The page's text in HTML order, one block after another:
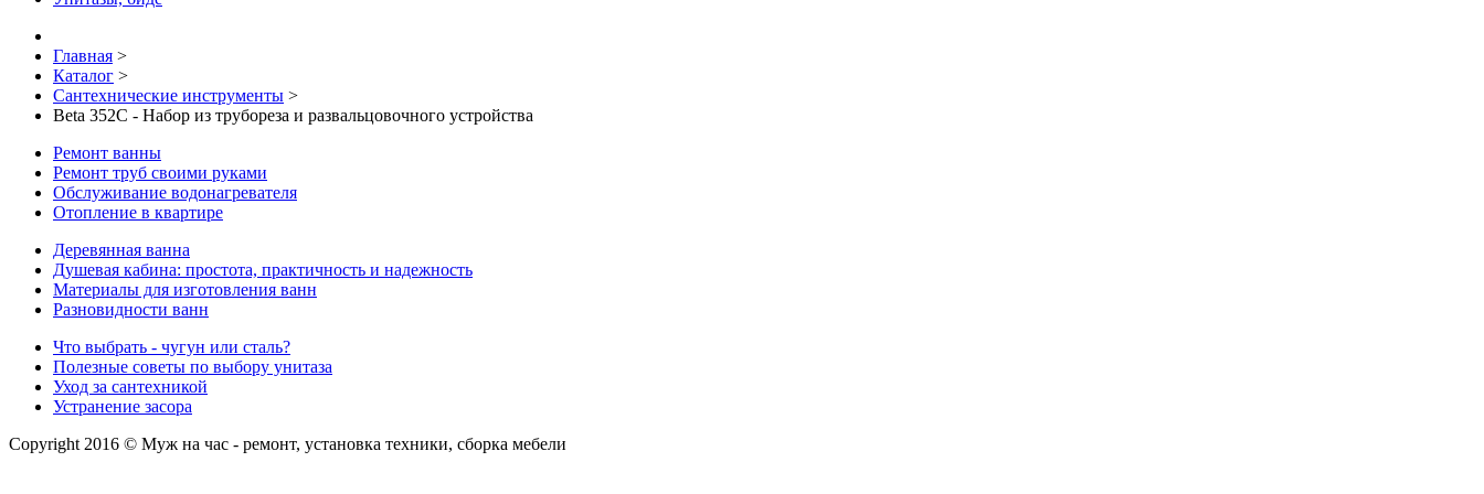
Главная >
Каталог >
Сантехнические инструменты >
Beta 352C - Набор из трубореза и развальцовочного устройства
Ремонт ванны
Ремонт труб своими руками
Обслуживание водонагревателя
Отопление в квартире
Деревянная ванна
Душевая кабина: простота, практичность и надежность
Материалы для изготовления ванн
Разновидности ванн
Что выбрать - чугун или сталь?
Полезные советы по выбору унитаза
Уход за сантехникой
Устранение засора
Copyright 2016 © Муж на час - ремонт, установка техники, сборка мебели